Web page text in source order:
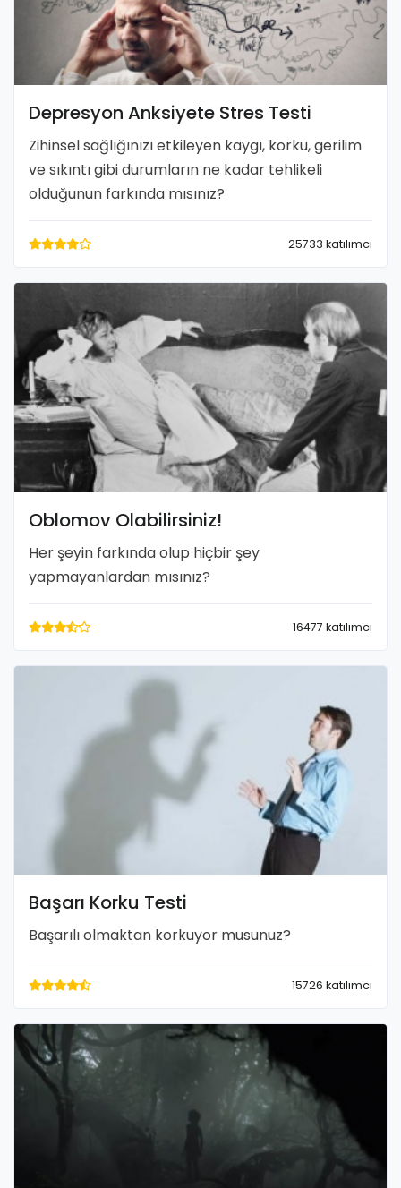
Depresyon Anksiyete Stres Testi
Zihinsel sağlığınızı etkileyen kaygı, korku, gerilim
ve sıkıntı gibi durumların ne kadar tehlikeli
olduğunun farkında mısınız?
25733 katılımcı
Oblomov Olabilirsiniz!
Her şeyin farkında olup hiçbir şey
yapmayanlardan mısınız?
16477 katılımcı
Başarı Korku Testi
Başarılı olmaktan korkuyor musunuz?
15726 katılımcı